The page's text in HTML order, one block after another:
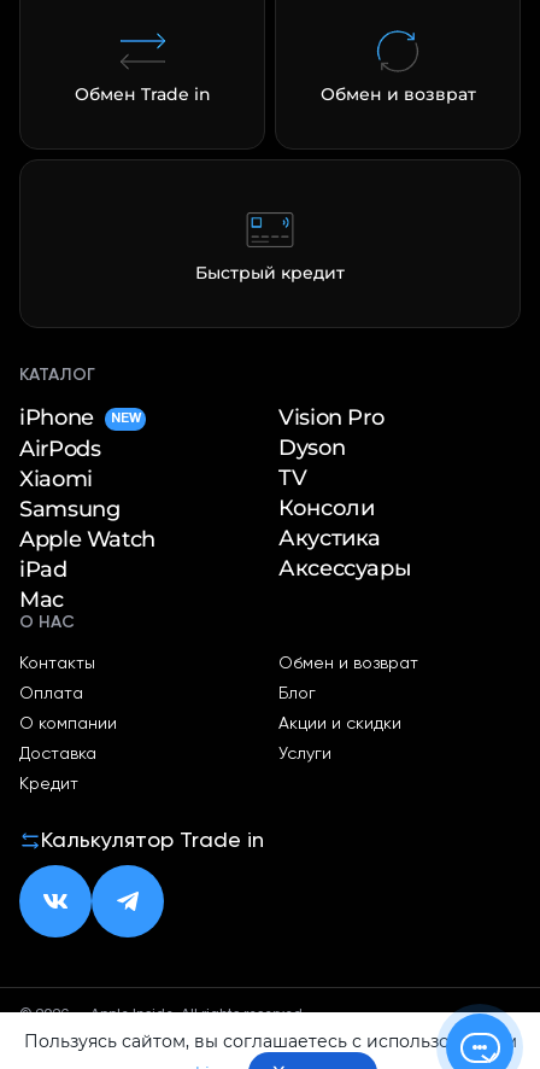
Обмен Trade in Обмен и возврат
Быстрый кредит
КАТАЛОГ
iPhone NEW
AirPods
Xiaomi
Samsung
Apple Watch
iPad
Mac
Vision Pro
Dyson
TV
Консоли
Акустика
Аксессуары
О НАС
Контакты
Оплата
О компании
Доставка
Кредит
Обмен и возврат
Блог
Акции и скидки
Услуги
Калькулятор Trade in
© 2026 — Apple Inside. All rights reserved.
Политика конфиденциальностиОферта
Пользуясь сайтом, вы соглашаетесь с использованием